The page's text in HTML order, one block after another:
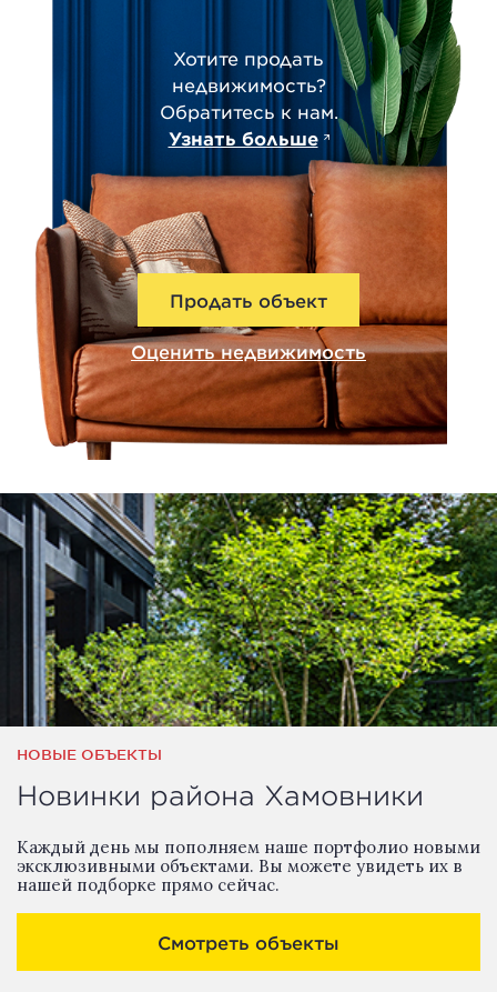
Хотите продать
недвижимость?
Обратитесь к нам.
Узнать больше
Продать объект
Оценить недвижимость
НОВЫЕ ОБЪЕКТЫ
Новинки района Хамовники
Каждый день мы пополняем наше портфолио новыми
эксклюзивными объектами. Вы можете увидеть их в
нашей подборке прямо сейчас.
Смотреть объекты